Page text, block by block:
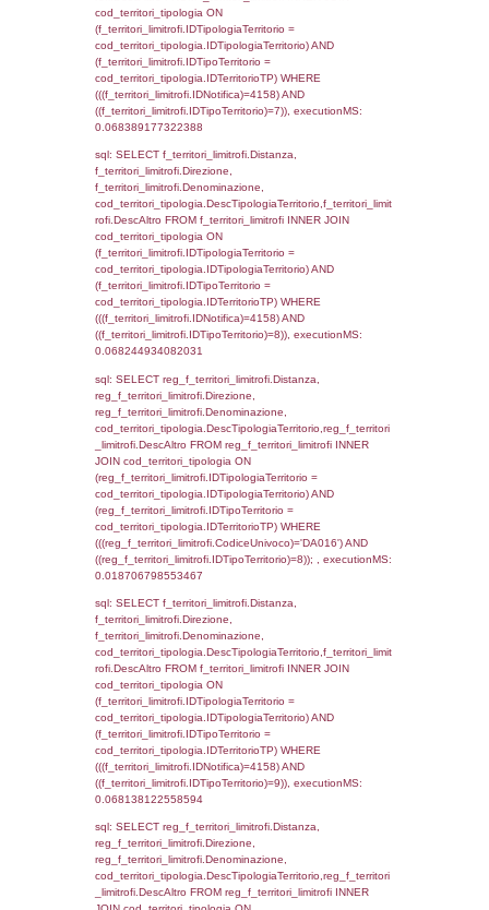
cod_territori_tipologia.IDTerritorioTP = 1)
executionMS: 0.07511305809021
sql: SELECT f_territori_limitrofi.Distanza,
f_territori_limitrofi.Direzione,
f_territori_limitrofi.Denominazione,
f_territori_limitrofi.DescAltro,
f_territori_limitrofi INNER JOIN
(f_territori_limitrofi.IDTipologiaTerritorio =
cod_territori_tipologia.IDTipologiaTerritorio)
(f_territori_limitrofi.IDTipoTerritorio =
cod_territori_tipologia.IDTerritorioTP)
(((f_territori_limitrofi.IDNotifica)=4158) AND
((f_territori_limitrofi.IDTipoTerritorio)=2)),
0.068538188934326
sql: SELECT f_territori_limitrofi.Distanza,
f_territori_limitrofi.Direzione,
f_territori_limitrofi.Denominazione,
f_territori_limitrofi.DescAltro FROM
JOIN cod_territori_tipologia ON
(f_territori_limitrofi.IDTipologiaTerritorio =
cod_territori_tipologia.IDTipologiaTerritorio)
(f_territori_limitrofi.IDTipoTerritorio =
cod_territori_tipologia.IDTerritorioTP)
(((f_territori_limitrofi.IDNotifica)=4158) AND
((f_territori_limitrofi.IDTipoTerritorio)=3)),
0.069844007492065
sql: SELECT f_territori_limitrofi.Distanza,
f_territori_limitrofi.Direzione,
f_territori_limitrofi.Denominazione,
rofi.DescAltro FROM f_territori_limitrofi